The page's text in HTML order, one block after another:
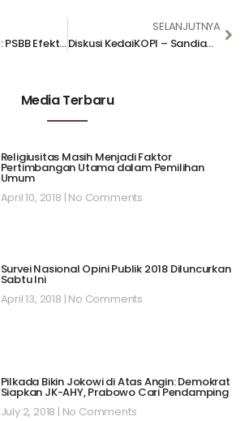
Survei KedaiKOPI: PSBB Efektif, Tapi Kesadaran Cuci Tangan dan Tetap Di Rumah Rendah
SELANJUTNYA
Diskusi KedaiKOPI – Sandiaga Uno: Kebijakan Pemerintah harus Berbasis Sains dan Data
Media Terbaru
Religiusitas Masih Menjadi Faktor
Pertimbangan Utama dalam Pemilihan
Umum
April 10, 2018 No Comments
Survei Nasional Opini Publik 2018 Diluncurkan
Sabtu Ini
April 13, 2018 No Comments
Pilkada Bikin Jokowi di Atas Angin: Demokrat
Siapkan JK-AHY, Prabowo Cari Pendamping
July 2, 2018 No Comments